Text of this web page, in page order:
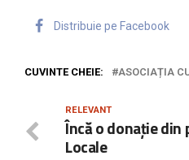
Distribuie pe Facebook
CUVINTE CHEIE: ASOCIAȚIA
RELEVANT
Încă o donație din
Locale